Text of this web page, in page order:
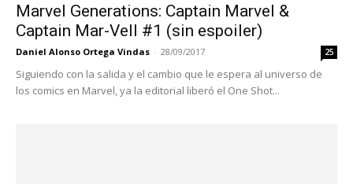
Marvel Generations: Captain Marvel &
Captain Mar-Vell #1 (sin espoiler)
Daniel Alonso Ortega Vindas - 28/09/2017 25
Siguiendo con la salida y el cambio que le espera al universo de
los comics en Marvel, ya la editorial liberó el One Shot...